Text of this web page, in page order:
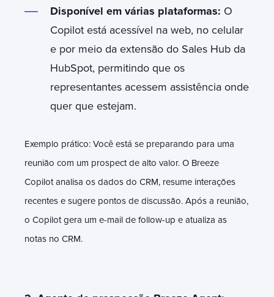
Disponível em várias plataformas: O
Copilot está acessível na web, no celular
e por meio da extensão do Sales Hub da
HubSpot, permitindo que os
representantes acessem assistência onde
quer que estejam.
Exemplo prático: Você está se preparando para uma
reunião com um prospect de alto valor. O Breeze
Copilot analisa os dados do CRM, resume interações
recentes e sugere pontos de discussão. Após a reunião,
o Copilot gera um e-mail de follow-up e atualiza as
notas no CRM.